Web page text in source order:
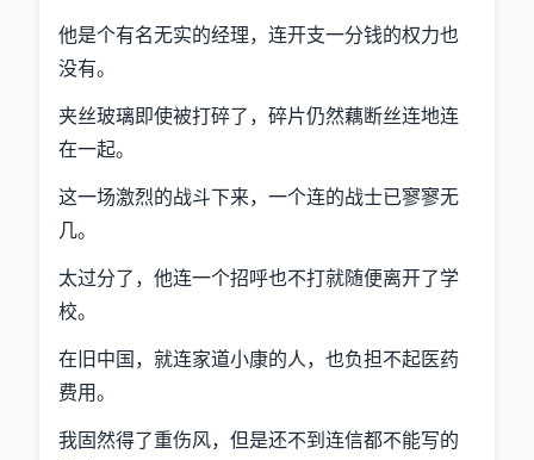
他是个有名无实的经理，连开支一分钱的权力也
没有。
夹丝玻璃即使被打碎了，碎片仍然藕断丝连地连
在一起。
这一场激烈的战斗下来，一个连的战士已寥寥无
几。
太过分了，他连一个招呼也不打就随便离开了学
校。
在旧中国，就连家道小康的人，也负担不起医药
费用。
我固然得了重伤风，但是还不到连信都不能写的